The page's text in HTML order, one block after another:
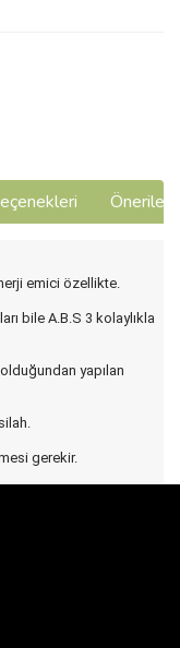
emici özellikte.
bile A.B.S 3 kolaylıkla
yapılan
gerekir.